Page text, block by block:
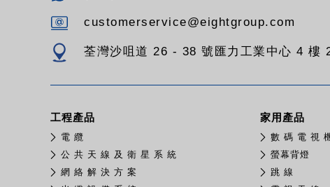
customerservice@eightgroup.com
荃灣沙咀道 26 - 38 號匯力工業中心 4 樓
工程產品
電 纜
公 共 天 線 及 衛 星 系 統
網 絡 解 決 方 案
家用產品
數 碼 電 視
螢幕背燈
跳 線